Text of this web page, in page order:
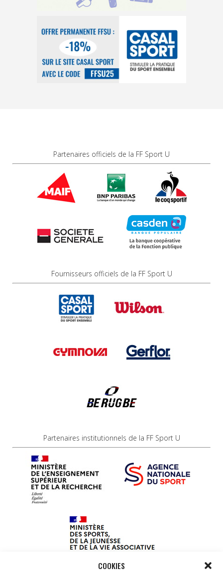
COOKIES
Partenaires officiels de la FF Sport U
Fournisseurs officiels de la FF Sport U
Partenaires institutionnels de la FF Sport U